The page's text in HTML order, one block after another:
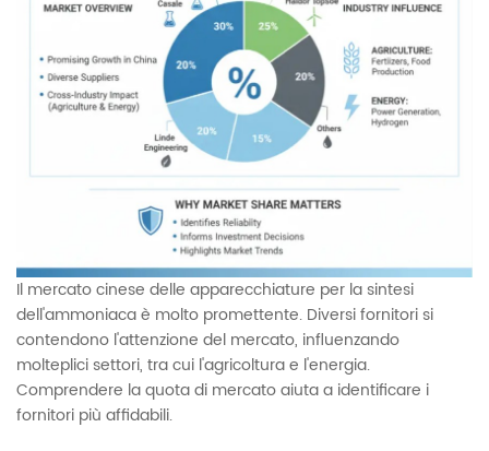
Il mercato cinese delle apparecchiature per la sintesi
dell'ammoniaca è molto promettente. Diversi fornitori si
contendono l'attenzione del mercato, influenzando
molteplici settori, tra cui l'agricoltura e l'energia.
Comprendere la quota di mercato aiuta a identificare i
fornitori più affidabili.